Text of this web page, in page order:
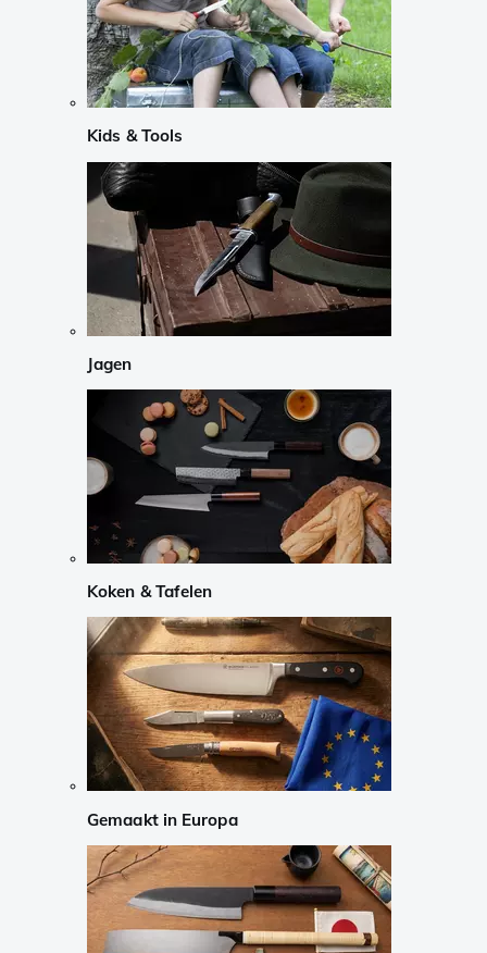
Kids & Tools
Jagen
Koken & Tafelen
Gemaakt in Europa